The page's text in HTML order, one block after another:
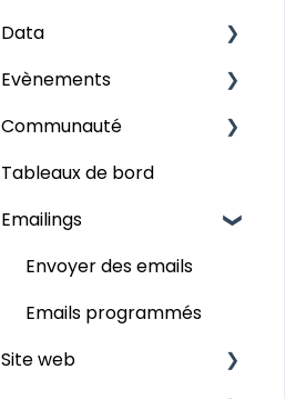
Grilles
Les champs
Publier
Data
Audience
Evènements
Mon évènement
Participants
Programme
Espace intervenant
Partenaires
Business Meetings
Communauté
Contenus
Les forums
Espace partenaire
Configuration
Les groupes
Tableaux de bord
Emailings
Envoyer des emails
Emails programmés
Site web